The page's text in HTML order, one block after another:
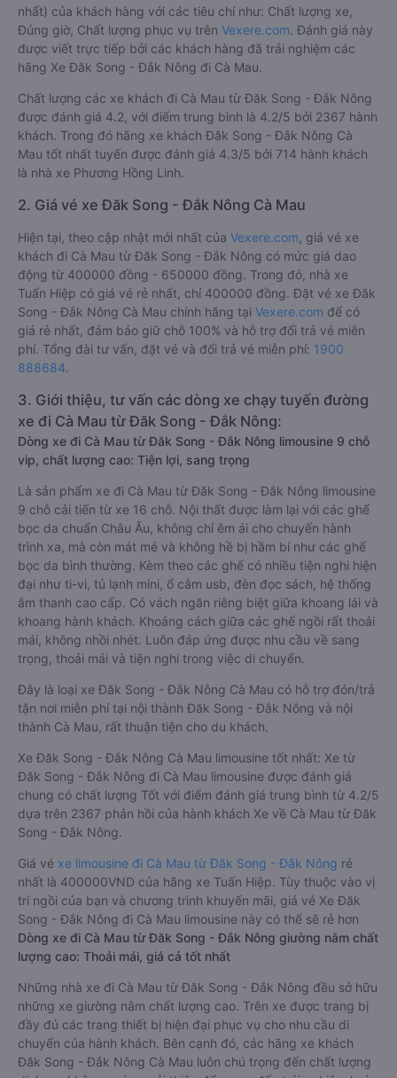
nhất) của khách hàng với các tiêu chí như: Chất lượng xe,
Đúng giờ, Chất lượng phục vụ trên Vexere.com. Đánh giá này
được viết trực tiếp bởi các khách hàng đã trải nghiệm các
hãng Xe Đăk Song - Đắk Nông đi Cà Mau.
Chất lượng các xe khách đi Cà Mau từ Đăk Song - Đắk Nông
được đánh giá 4.2, với điểm trung bình là 4.2/5 bởi 2367 hành
khách. Trong đó hãng xe khách Đăk Song - Đắk Nông Cà
Mau tốt nhất tuyến được đánh giá 4.3/5 bởi 714 hành khách
là nhà xe Phương Hồng Linh.
2. Giá vé xe Đăk Song - Đắk Nông Cà Mau
Hiện tại, theo cập nhật mới nhất của Vexere.com , giá vé xe
khách đi Cà Mau từ Đăk Song - Đắk Nông có mức giá dao
động từ 400000 đồng - 650000 đồng. Trong đó, nhà xe
Tuấn Hiệp có giá vé rẻ nhất, chỉ 400000 đồng. Đặt vé xe Đăk
Song - Đắk Nông Cà Mau chính hãng tại Vexere.com để có
giá rẻ nhất, đảm bảo giữ chỗ 100% và hỗ trợ đổi trả vé miễn
phí. Tổng đài tư vấn, đặt vé và đổi trả vé miễn phí: 1900
888684.
3. Giới thiệu, tư vấn các dòng xe chạy tuyến đường
xe đi Cà Mau từ Đăk Song - Đắk Nông:
Dòng xe đi Cà Mau từ Đăk Song - Đắk Nông limousine 9 chỗ
vip, chất lượng cao: Tiện lợi, sang trọng
Là sản phẩm xe đi Cà Mau từ Đăk Song - Đắk Nông limousine
9 chỗ cải tiến từ xe 16 chỗ. Nội thất được làm lại với các ghế
bọc da chuẩn Châu Âu, không chỉ êm ái cho chuyến hành
trình xa, mà còn mát mẻ và không hề bị hầm bí như các ghế
bọc da bình thường. Kèm theo các ghế có nhiều tiện nghi hiện
đại như ti-vi, tủ lạnh mini, ổ cắm usb, đèn đọc sách, hệ thống
âm thanh cao cấp. Có vách ngăn riêng biệt giữa khoang lái và
khoang hành khách. Khoảng cách giữa các ghế ngồi rất thoải
mái, không nhồi nhét. Luôn đáp ứng được nhu cầu về sang
trọng, thoải mái và tiện nghi trong việc di chuyển.
Đây là loại xe Đăk Song - Đắk Nông Cà Mau có hỗ trợ đón/trả
tận nơi miễn phí tại nội thành Đăk Song - Đắk Nông và nội
thành Cà Mau, rất thuận tiện cho du khách.
Xe Đăk Song - Đắk Nông Cà Mau limousine tốt nhất: Xe từ
Đăk Song - Đắk Nông đi Cà Mau limousine được đánh giá
chung có chất lượng Tốt với điểm đánh giá trung bình từ 4.2/5
dựa trên 2367 phản hồi của hành khách Xe về Cà Mau từ Đăk
Song - Đắk Nông.
Giá vé xe limousine đi Cà Mau từ Đăk Song - Đắk Nông rẻ
nhất là 400000VND của hãng xe Tuấn Hiệp. Tùy thuộc vào vị
trí ngồi của bạn và chương trình khuyến mãi, giá vé Xe Đăk
Song - Đắk Nông đi Cà Mau limousine này có thể sẽ rẻ hơn
Dòng xe đi Cà Mau từ Đăk Song - Đắk Nông giường nằm chất
lượng cao: Thoải mái, giá cả tốt nhất
Những nhà xe đi Cà Mau từ Đăk Song - Đắk Nông đều sở hữu
những xe giường nằm chất lượng cao. Trên xe được trang bị
đầy đủ các trang thiết bị hiện đại phục vụ cho nhu cầu di
chuyển của hành khách. Bên cạnh đó, các hãng xe khách
Đăk Song - Đắk Nông Cà Mau luôn chú trọng đến chất lượng